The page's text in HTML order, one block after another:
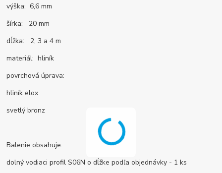
výška: 6,6 mm
šírka: 20 mm
dĺžka: 2, 3 a 4 m
materiál: hliník
povrchová úprava:
hliník elox
svetlý bronz
Balenie obsahuje:
dolný vodiaci profil S06N o dĺžke podľa objednávky - 1 ks